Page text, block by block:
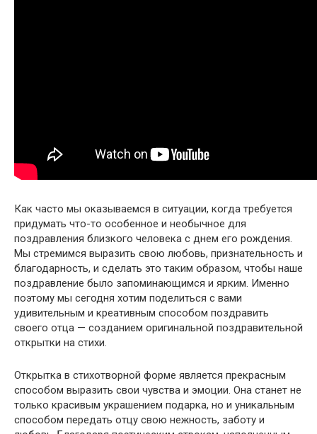
Как часто мы оказываемся в ситуации, когда требуется
придумать что-то особенное и необычное для
поздравления близкого человека с днем его рождения.
Мы стремимся выразить свою любовь, признательность и
благодарность, и сделать это таким образом, чтобы наше
поздравление было запоминающимся и ярким. Именно
поэтому мы сегодня хотим поделиться с вами
удивительным и креативным способом поздравить
своего отца — созданием оригинальной поздравительной
открытки на стихи.
Открытка в стихотворной форме является прекрасным
способом выразить свои чувства и эмоции. Она станет не
только красивым украшением подарка, но и уникальным
способом передать отцу свою нежность, заботу и